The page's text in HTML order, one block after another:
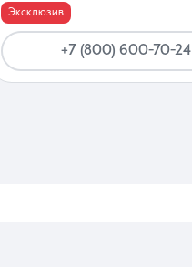
Эксклюзив
+7 (800) 600-70-24